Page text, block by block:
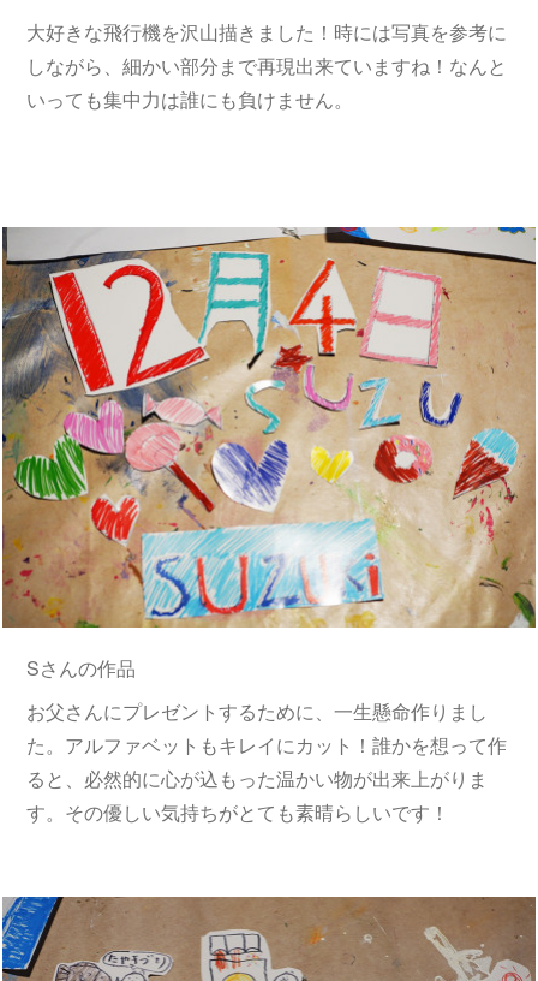
大好きな飛行機を沢山描きました！時には写真を参考に
しながら、細かい部分まで再現出来ていますね！なんと
いっても集中力は誰にも負けません。
Sさんの作品
お父さんにプレゼントするために、一生懸命作りまし
た。アルファベットもキレイにカット！誰かを想って作
ると、必然的に心が込もった温かい物が出来上がりま
す。その優しい気持ちがとても素晴らしいです！